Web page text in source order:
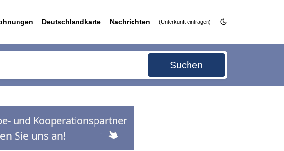
Deutschlandkarte Nachrichten (Unterkunft eintragen)
Suchen